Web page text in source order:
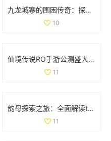
九龙城寨的围困传奇：探索历史中的生存之道
10
仙境传说RO手游公测盛大开启 福利返利额度详细解析
11
韵母探索之旅：全面解读t系列102章的音韵奥秘
11